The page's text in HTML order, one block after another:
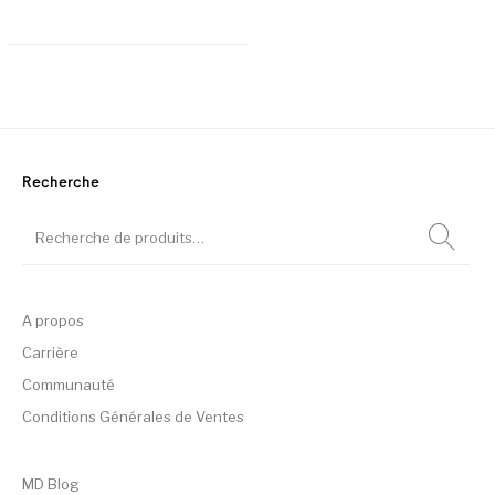
Recherche
A propos
Carrière
Communauté
Conditions Générales de Ventes
MD Blog